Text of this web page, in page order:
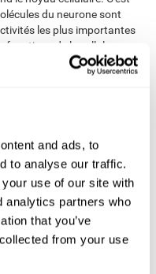
and ads, to
to analyse our traffic.
use of our site with
analytics partners who
that you’ve
from your use
du neurone sont
les plus importantes
fonctions de la cellule
fonctions de nutrition et
cette raison, le neurone
ces fonctions pour lui :
de nourrir, nettoyer et
(principalement
nerveux central
des fonctions de soutien
responsable de la
et maintien de